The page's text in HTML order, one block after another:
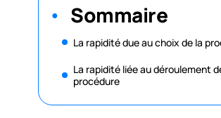
Sommaire
La rapidité due au choix de la
La rapidité liée au déroulement
procédure